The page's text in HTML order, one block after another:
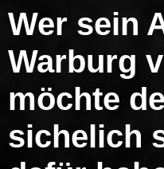
Wer sein
Warburg
möchte
sichelich